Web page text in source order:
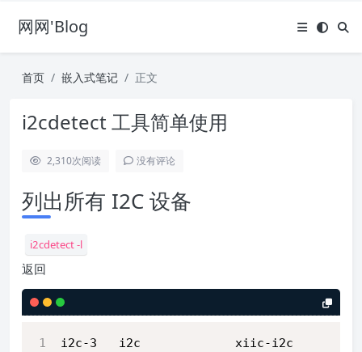
网网'Blog
首页 嵌入式笔记 正文
i2cdetect 工具简单使用
2,310次阅读 没有评论
列出所有 I2C 设备
i2cdetect -l
返回
i2c-3   i2c             xiic-i2c